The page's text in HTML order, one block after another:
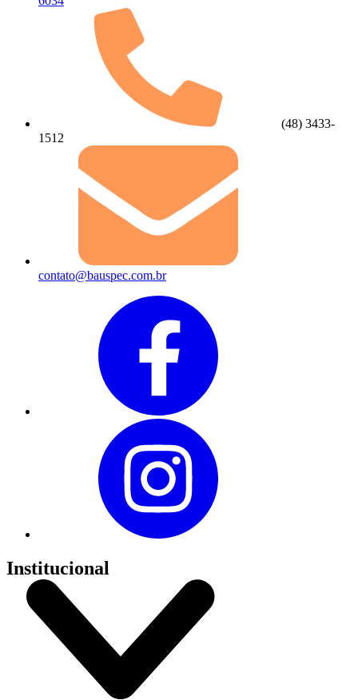
(48) 3433-
1512
contato@bauspec.com.br
Institucional